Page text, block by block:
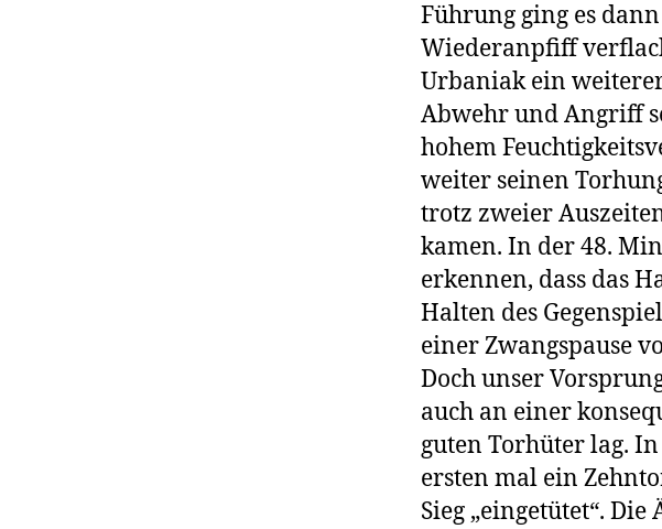
Führung ging es
Wiederanpfiff
Urbaniak ein
Abwehr und Angriff
hohem
weiter seinen
trotz zweier
kamen. In der 48.
erkennen, dass das
Halten des
einer Zwangspause
Doch unser
auch an einer
guten Torhüter lag.
ersten mal ein
Sieg „eingetütet“.